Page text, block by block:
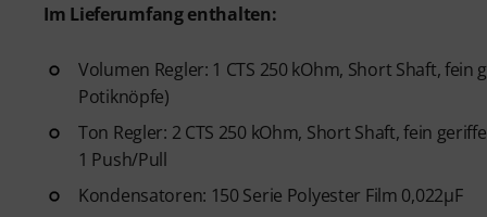
Im Lieferumfang enthalten:
Volumen Regler: 1 CTS 250 kOhm, Short Shaft,
Potiknöpfe)
Ton Regler: 2 CTS 250 kOhm, Short Shaft, fein
1 Push/Pull
Kondensatoren: 150 Serie Polyester Film 0,022µF